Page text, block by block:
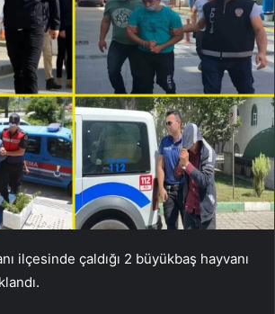
ilçesinde çaldığı 2 büyükbaş hayvanı